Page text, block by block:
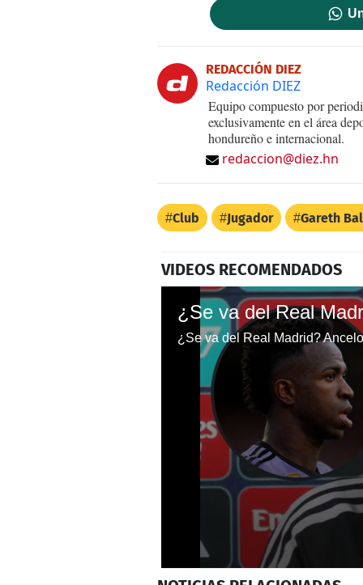
REDACCIÓN DIEZ
Redacción DIEZ
Equipo compuesto por
exclusivamente en el área
hondureño e internacional.
redaccion@diez.hn
Club Jugador Gareth
VIDEOS RECOMENDADOS